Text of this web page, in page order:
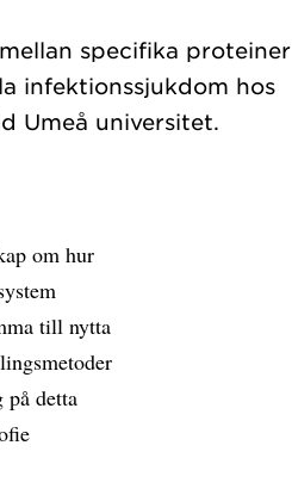
specifika proteiner
infektionssjukdom hos
om hur
till nytta
detta